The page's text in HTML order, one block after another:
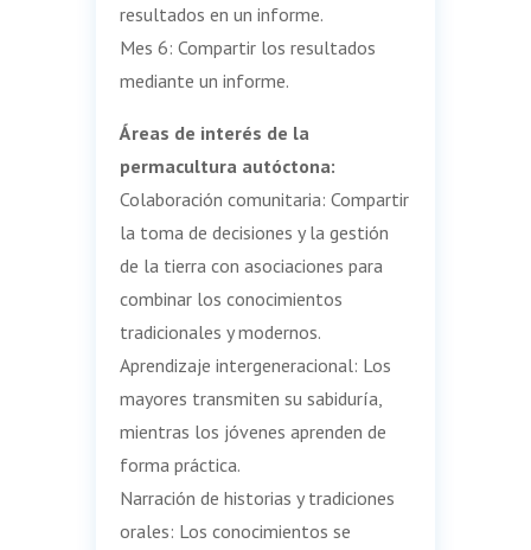
resultados en un informe.
Mes 6: Compartir los resultados
mediante un informe.
Áreas de interés de la
permacultura autóctona:
Colaboración comunitaria: Compartir
la toma de decisiones y la gestión
de la tierra con asociaciones para
combinar los conocimientos
tradicionales y modernos.
Aprendizaje intergeneracional: Los
mayores transmiten su sabiduría,
mientras los jóvenes aprenden de
forma práctica.
Narración de historias y tradiciones
orales: Los conocimientos se